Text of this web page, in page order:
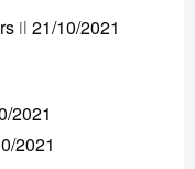
il 21/10/2021
2021
2021